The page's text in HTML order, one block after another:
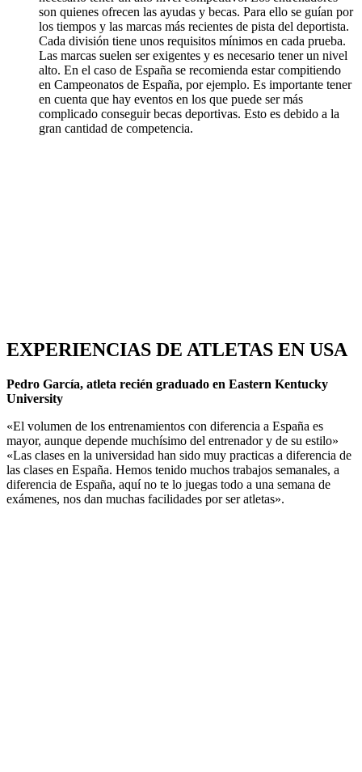
son quienes ofrecen las ayudas y becas. Para ello se guían por
los tiempos y las marcas más recientes de pista del deportista.
Cada división tiene unos requisitos mínimos en cada prueba.
Las marcas suelen ser exigentes y es necesario tener un nivel
alto. En el caso de España se recomienda estar compitiendo
en Campeonatos de España, por ejemplo. Es importante tener
en cuenta que hay eventos en los que puede ser más
complicado conseguir becas deportivas. Esto es debido a la
gran cantidad de competencia.
EXPERIENCIAS DE ATLETAS EN USA
Pedro García, atleta recién graduado en Eastern Kentucky
University
«El volumen de los entrenamientos con diferencia a España es
mayor, aunque depende muchísimo del entrenador y de su estilo»
«Las clases en la universidad han sido muy practicas a diferencia de
las clases en España. Hemos tenido muchos trabajos semanales, a
diferencia de España, aquí no te lo juegas todo a una semana de
exámenes, nos dan muchas facilidades por ser atletas».